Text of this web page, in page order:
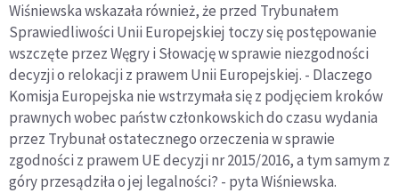
Wiśniewska wskazała również, że przed Trybunałem
Sprawiedliwości Unii Europejskiej toczy się postępowanie
wszczęte przez Węgry i Słowację w sprawie niezgodności
decyzji o relokacji z prawem Unii Europejskiej. - Dlaczego
Komisja Europejska nie wstrzymała się z podjęciem kroków
prawnych wobec państw członkowskich do czasu wydania
przez Trybunał ostatecznego orzeczenia w sprawie
zgodności z prawem UE decyzji nr 2015/2016, a tym samym z
góry przesądziła o jej legalności? - pyta Wiśniewska.